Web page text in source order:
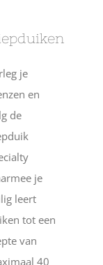
je
en
de
je
leert
tot een
van
40